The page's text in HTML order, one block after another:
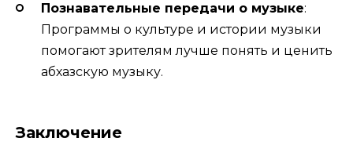
Познавательные передачи о музыке:
Программы о культуре и истории музыки
помогают зрителям лучше понять и ценить
абхазскую музыку.
Заключение